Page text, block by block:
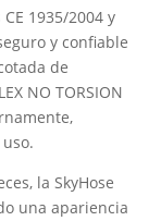
1935/2004 y
y confiable
de
NO TORSION
la SkyHose
una apariencia